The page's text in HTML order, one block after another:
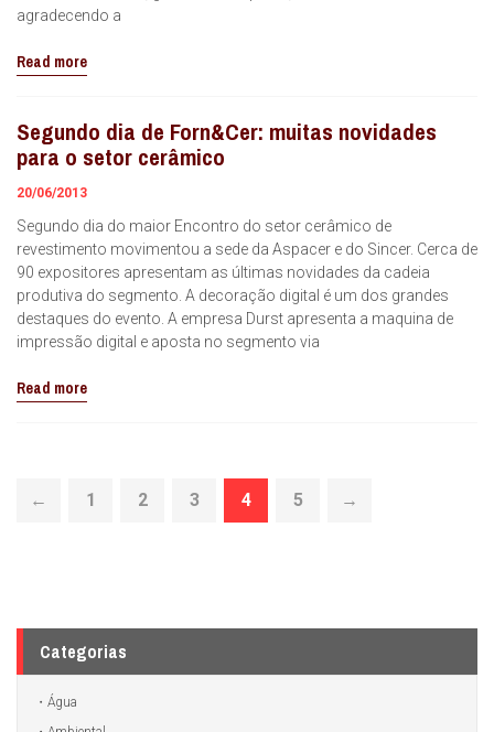
agradecendo a
Read more
Segundo dia de Forn&Cer: muitas novidades
para o setor cerâmico
20/06/2013
Segundo dia do maior Encontro do setor cerâmico de
revestimento movimentou a sede da Aspacer e do Sincer. Cerca de
90 expositores apresentam as últimas novidades da cadeia
produtiva do segmento. A decoração digital é um dos grandes
destaques do evento. A empresa Durst apresenta a maquina de
impressão digital e aposta no segmento via
Read more
← 1 2 3 4 5 →
Categorias
Água